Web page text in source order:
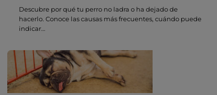
Descubre por qué tu perro no ladra o ha dejado de
hacerlo. Conoce las causas más frecuentes, cuándo puede
indicar…